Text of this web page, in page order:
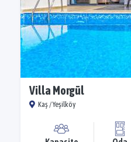
Villa Morgül
Kaş / Yeşilköy